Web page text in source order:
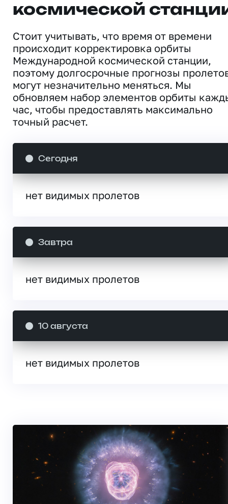
космической
Стоит учитывать, что время от времени
происходит корректировка орбиты
Международной космической станции,
поэтому долгосрочные прогнозы
могут незначительно меняться. Мы
обновляем набор элементов орбиты
час, чтобы предоставлять максимально
точный расчет.
Сегодня
нет видимых пролетов
Завтра
нет видимых пролетов
10 августа
нет видимых пролетов